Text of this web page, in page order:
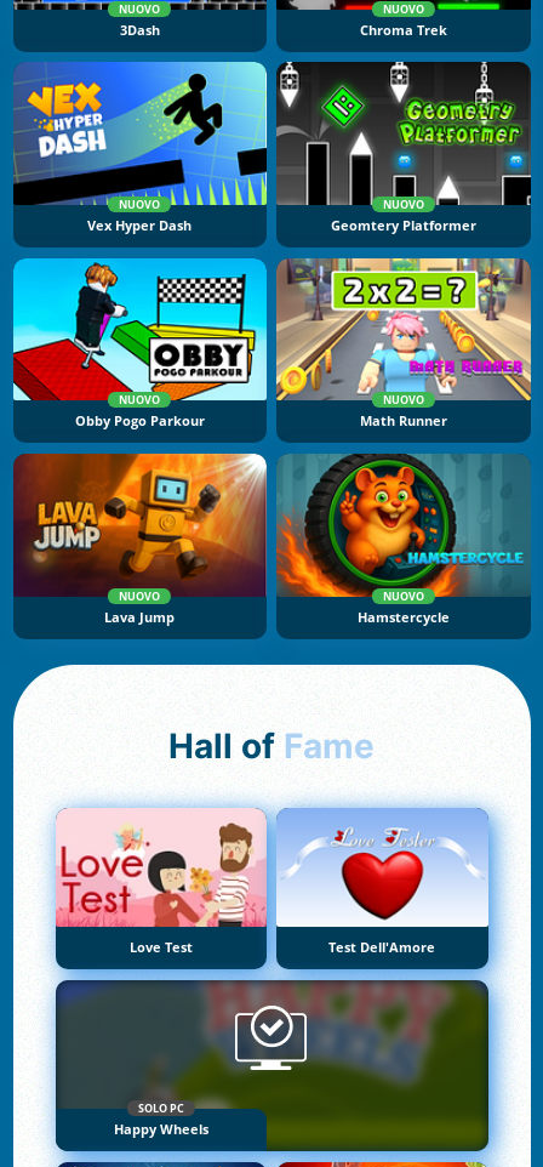
NUOVO
3Dash
NUOVO
Chroma Trek
NUOVO
Vex Hyper Dash
NUOVO
Geomtery Platformer
NUOVO
Obby Pogo Parkour
NUOVO
Math Runner
NUOVO
Lava Jump
NUOVO
Hamstercycle
Hall of Fame
Love Test Test Dell'Amore
SOLO PC
Happy Wheels